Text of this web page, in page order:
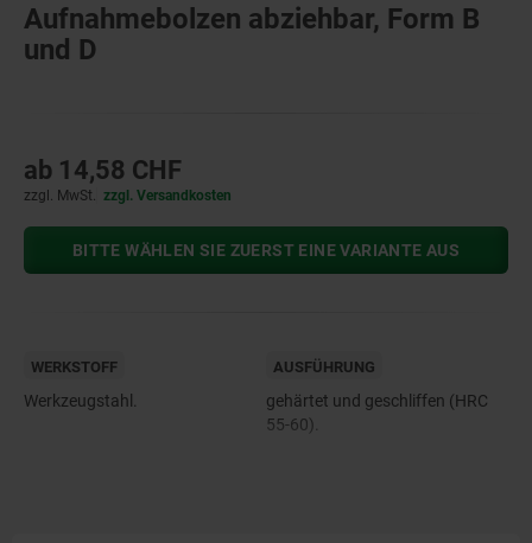
Aufnahmebolzen abziehbar, Form B
und D
ab 14,58 CHF
zzgl. MwSt. zzgl. Versandkosten
BITTE WÄHLEN SIE ZUERST EINE VARIANTE AUS
WERKSTOFF
Werkzeugstahl.
AUSFÜHRUNG
gehärtet und geschliffen (HRC
55-60).